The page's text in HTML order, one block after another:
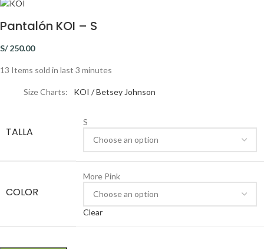
Pantalón KOI – S
S/250.00
13 Items sold in last 3 minutes
Size Charts KOI / Betsey Johnson
TALLA
S
COLOR
More Pink
Clear